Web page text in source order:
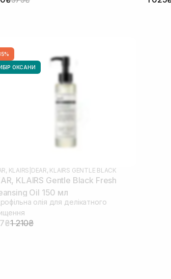
ОКСАНИ
KLAIRS DEAR, KLAIRS GENTLE BLACK
KLAIRS Gentle Black Fresh
Oil 150 мл
олія для делікатного
1 210₴